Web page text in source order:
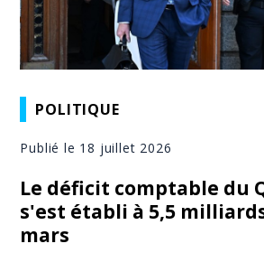
POLITIQUE
Publié le 18 juillet 2026
Le déficit comptable du
s'est établi à 5,5
mars